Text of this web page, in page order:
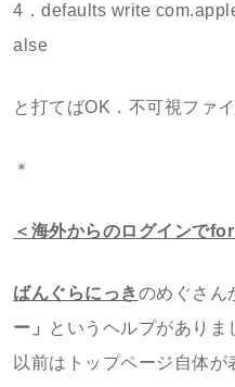
4．defaults write
alse
と打てばOK．不可視ファ
＊
＜海外からのログインで
ばんぐらにっきのめぐさん
ー」
というヘルプがありま
以前はトップページ自体